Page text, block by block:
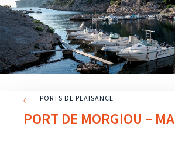
PORTS DE PLAISANCE
PORT DE MORGIOU –